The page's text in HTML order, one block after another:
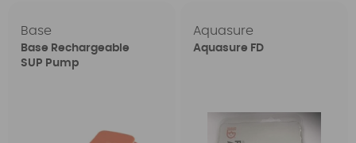
Base
Base Rechargeable
SUP Pump
Aquasure
Aquasure FD